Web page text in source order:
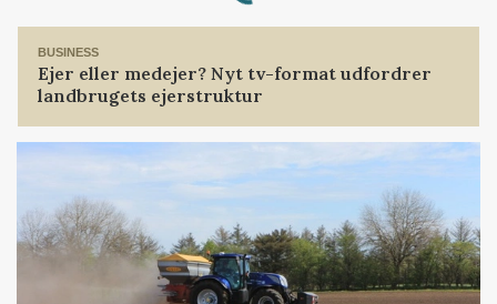
BUSINESS
Ejer eller medejer? Nyt tv-format udfordrer
landbrugets ejerstruktur